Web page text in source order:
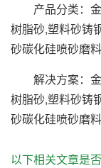
产品分类：金
树脂砂,塑料砂铸
砂碳化硅喷砂磨
解决方案：金
树脂砂,塑料砂铸
砂碳化硅喷砂磨
以下相关文章是